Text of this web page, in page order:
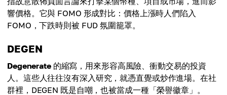
響價格。它與 FOMO 形成對比：價格上漲時人們陷入
FOMO，下跌時則被 FUD 氛圍籠罩。
DEGEN
Degenerate的縮寫，用來形容高風險、衝動交易的投資
人。這些人往往沒有深入研究，就憑直覺或炒作進場。在社
群裡，DEGEN 既是自嘲，也被當成一種「榮譽徽章」。